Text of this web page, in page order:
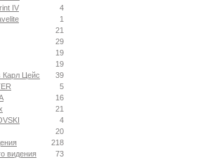
4
IV
1
21
29
19
19
39
Карл Цейс
5
16
21
4
20
218
73
видения